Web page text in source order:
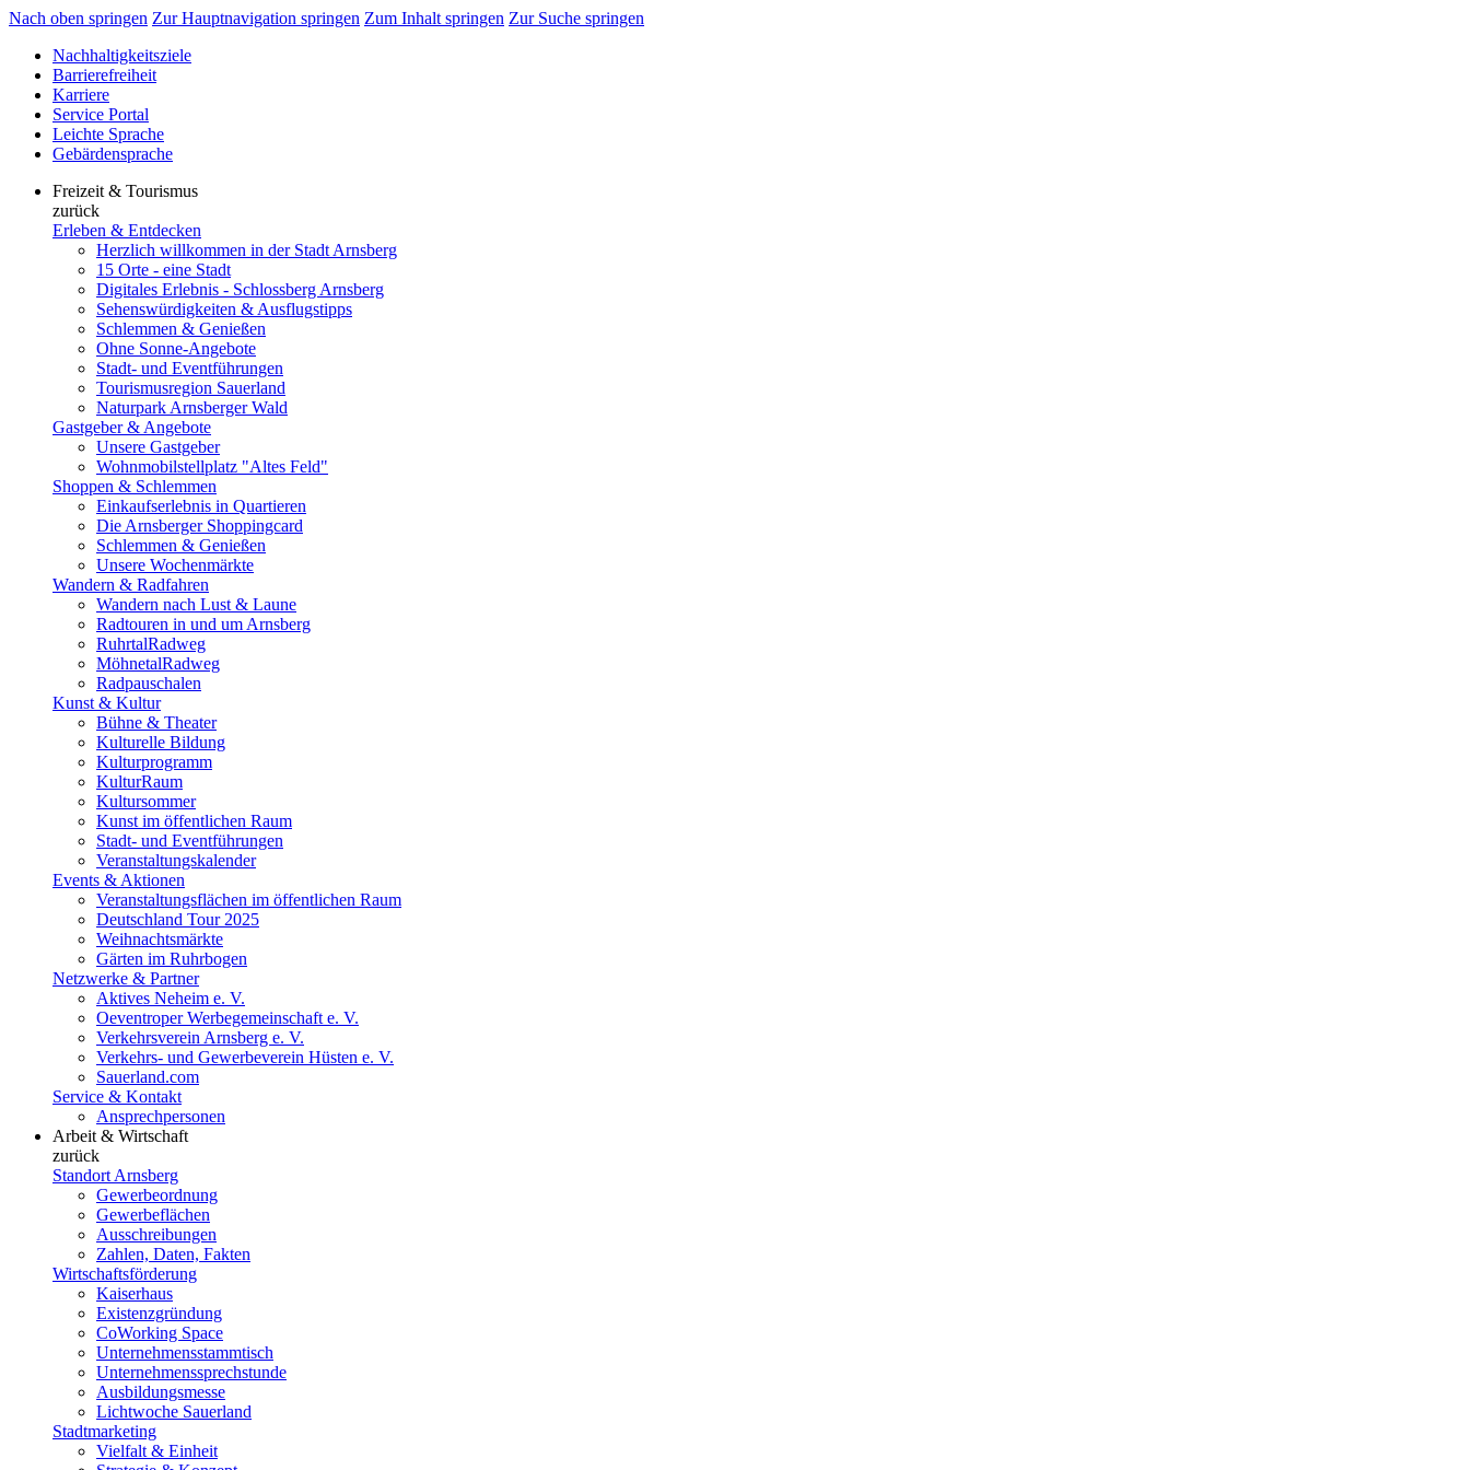
Nach oben springen Zur Hauptnavigation springen Zum Inhalt springen Zur Suche springen
Nachhaltigkeitsziele
Barrierefreiheit
Karriere
Service Portal
Leichte Sprache
Gebärdensprache
Freizeit & Tourismus
zurück
Erleben & Entdecken
Herzlich willkommen in der Stadt Arnsberg
15 Orte - eine Stadt
Digitales Erlebnis - Schlossberg Arnsberg
Sehenswürdigkeiten & Ausflugstipps
Schlemmen & Genießen
Ohne Sonne-Angebote
Stadt- und Eventführungen
Tourismusregion Sauerland
Naturpark Arnsberger Wald
Gastgeber & Angebote
Unsere Gastgeber
Wohnmobilstellplatz "Altes Feld"
Shoppen & Schlemmen
Einkaufserlebnis in Quartieren
Die Arnsberger Shoppingcard
Schlemmen & Genießen
Unsere Wochenmärkte
Wandern & Radfahren
Wandern nach Lust & Laune
Radtouren in und um Arnsberg
RuhrtalRadweg
MöhnetalRadweg
Radpauschalen
Kunst & Kultur
Bühne & Theater
Kulturelle Bildung
Kulturprogramm
KulturRaum
Kultursommer
Kunst im öffentlichen Raum
Stadt- und Eventführungen
Veranstaltungskalender
Events & Aktionen
Veranstaltungsflächen im öffentlichen Raum
Deutschland Tour 2025
Weihnachtsmärkte
Gärten im Ruhrbogen
Netzwerke & Partner
Aktives Neheim e. V.
Oeventroper Werbegemeinschaft e. V.
Verkehrsverein Arnsberg e. V.
Verkehrs- und Gewerbeverein Hüsten e. V.
Sauerland.com
Service & Kontakt
Ansprechpersonen
Arbeit & Wirtschaft
zurück
Standort Arnsberg
Gewerbeordnung
Gewerbeflächen
Ausschreibungen
Zahlen, Daten, Fakten
Wirtschaftsförderung
Kaiserhaus
Existenzgründung
CoWorking Space
Unternehmensstammtisch
Unternehmenssprechstunde
Ausbildungsmesse
Lichtwoche Sauerland
Stadtmarketing
Vielfalt & Einheit